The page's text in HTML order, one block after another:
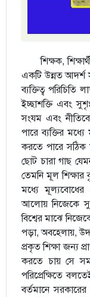
শিক্ষক,
একটি উন্নত আদর্শ
ব্যক্তিত্ব
ইচ্ছাশক্তি এবং
সংযম এবং
পারে ব্যক্তির
করতে পারে সঠিক
ছোট চারা গাছ
তেমনি মূল শিক্ষার
মধ্যে মূল্যবোধের
আলোয় নিজেকে
বিশ্বের মাঝে
পড়া, অবহেলায়,
প্রকৃত শিক্ষা জন্য
করতে চায় সে
পরিপ্রেক্ষিতে
বর্তমানে